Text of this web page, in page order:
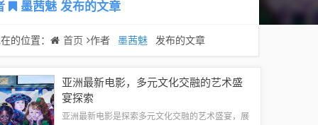
墨茜魅发布的文章
的位置： 首页 作者 墨茜魅 发布的文章
亚洲最新电影，多元文化交融的艺术盛
宴探索
亚洲最新电影是探索多元文化交融的艺术盛宴，展